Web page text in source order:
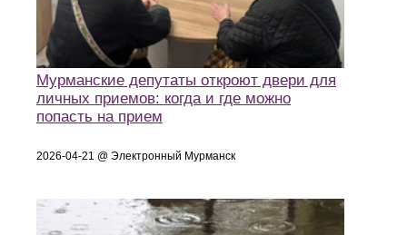
Мурманские депутаты откроют двери для
личных приемов: когда и где можно
попасть на прием
2026-04-21 @ Электронный Мурманск